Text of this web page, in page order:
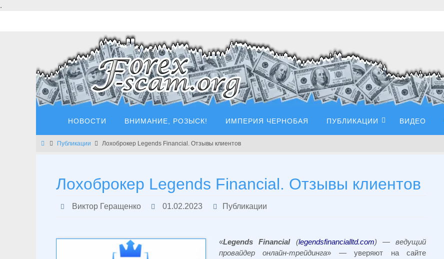
.
НОВОСТИ ВНИМАНИЕ, РОЗЫСК! ИМПЕРИЯ ЧЕРНОБАЯ ПУБЛИКАЦИИ ВИДЕО
Главная
Публикации Лохоброкер Legends Financial. Отзывы клиентов
Лохоброкер Legends Financial. Отзывы клиентов
Виктор Геращенко 01.02.2023 Публикации
«Legends Financial(legendsfinancialltd.com) — ведущий
провайдер онлайн-трейдинга» — уверяют на сайте